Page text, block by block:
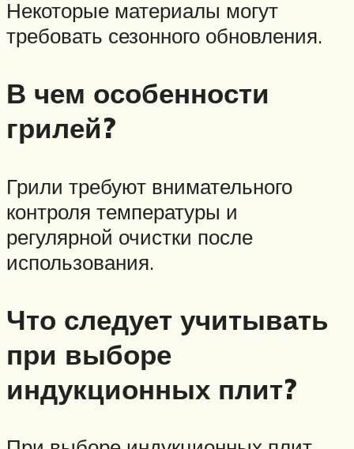
Некоторые материалы могут
требовать сезонного обновления.
В чем особенности
грилей?
Грили требуют внимательного
контроля температуры и
регулярной очистки после
использования.
Что следует учитывать
при выборе
индукционных плит?